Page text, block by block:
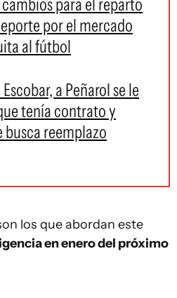
para el reparto
por el mercado
al fútbol
a Peñarol se le
tenía contrato y
busca reemplazo
los que abordan este
en enero del próximo